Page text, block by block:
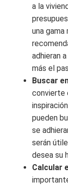
a la
una gama
adhieran
más el
Buscar
convierte
pueden
se
serán
desea su
Calcular